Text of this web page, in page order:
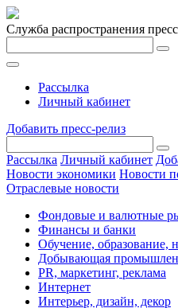
Служба распространения
Рассылка
Личный кабинет
Добавить пресс-релиз
Рассылка Личный кабинет
Новости экономики Новости
Отраслевые новости
Фондовые и валютные
Финансы и банки
Обучение, образование,
Добывающая
PR, маркетинг, реклама
Интернет
Интерьер, дизайн, декор